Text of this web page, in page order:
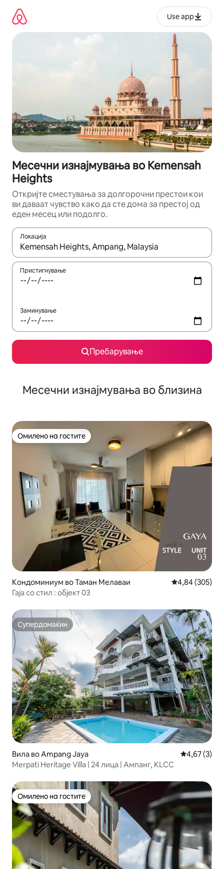
содржина
Use app
Месечни изнајмувања во Kemensah
Heights
Откријте сместувања за долгорочни престои кои
ви даваат чувство како да сте дома за престој од
еден месец или подолго.
Локација
Кога резултатите се достапни, движете се со копчињата
Пристигнување
Заминување
Пребарување
Месечни изнајмувања во близина
Омилено на гостите
Омилено на гостите
Кондоминиум во Таман Мелаваи Просечна
4,84 (305)
Гаја со стил : објект 03
Супердомаќин
Супердомаќин
Вила во Ampang Jaya Просечна
4,67 (3)
Merpati Heritage Villa | 24 лица | Ампанг, KLCC
Омилено на гостите
Омилено на гостите